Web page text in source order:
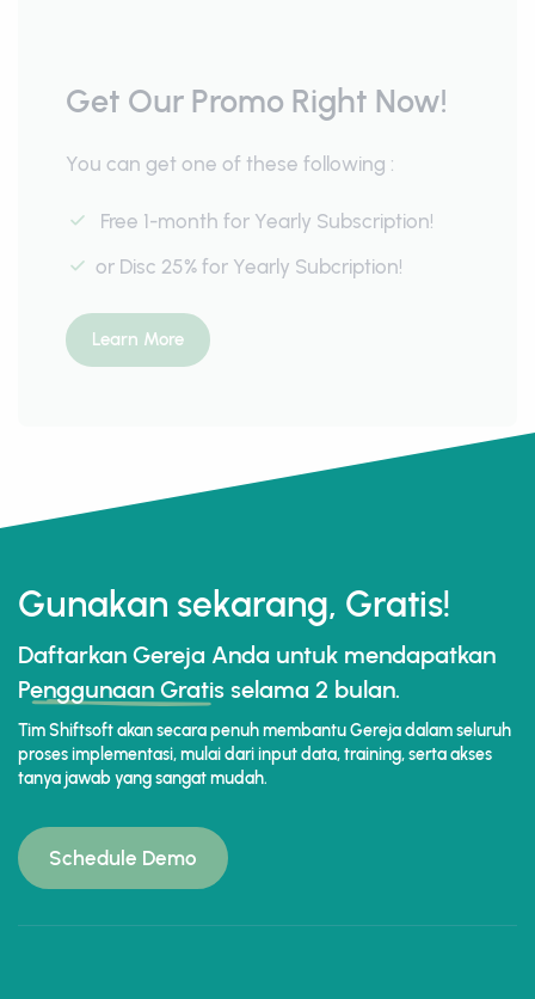
Get Our Promo Right Now!
You can get one of these following :
Free 1-month for Yearly Subscription!
or Disc 25% for Yearly Subcription!
Learn More
Gunakan sekarang, Gratis!
Daftarkan Gereja Anda untuk mendapatkan
Penggunaan Gratis selama 2 bulan.
Tim Shiftsoft akan secara penuh membantu Gereja dalam seluruh
proses implementasi, mulai dari input data, training, serta akses
tanya jawab yang sangat mudah.
Schedule Demo